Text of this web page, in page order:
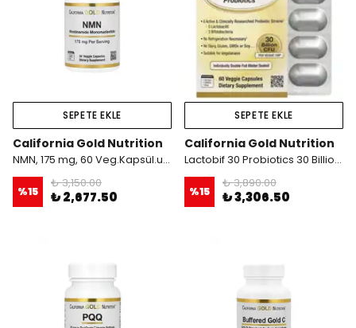
SEPETE EKLE
California Gold Nutrition
NMN, 175 mg, 60 Veg.Kapsül.usa menşei.dmmedicine'den
%15
₺ 3,150.00
₺ 2,677.50
SEPETE EKLE
California Gold Nutrition
Lactobif 30 Probiotics 30 Billion CFU 60 Kapsül usa
%15
₺ 3,890.00
₺ 3,306.50